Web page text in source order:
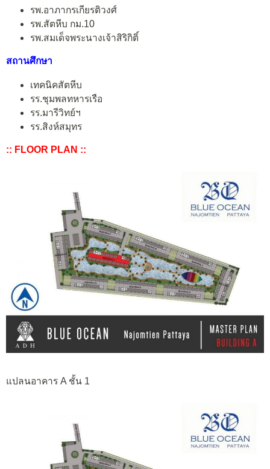
รพ.อาภากรเกียรติวงศ์
รพ.สัตหีบ กม.10
รพ.สมเด็จพระนางเจ้าสิริกิติ์
สถานศึกษา
เทคนิคสัตหีบ
รร.ชุมพลทหารเรือ
รร.มารีวิทย์ฯ
รร.สิงห์สมุทร
:: FLOOR PLAN ::
แปลนอาคาร A ชั้น 1